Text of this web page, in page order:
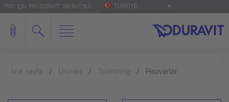
'PRO' IÇIN: PRO.DURAVIT BIR BAYI BUL TÜRKIYE
Ana sayfa Ürünler Toileshing Pisuvarlar